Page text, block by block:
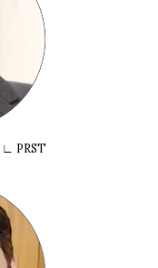
∟ PRST